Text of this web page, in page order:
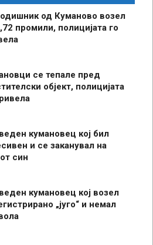
од Куманово возел
промили, полицијата го
се тепале пред
објект, полицијата
кумановец кој бил
и се заканувал на
син
кумановец кој возел
„југо“ и немал